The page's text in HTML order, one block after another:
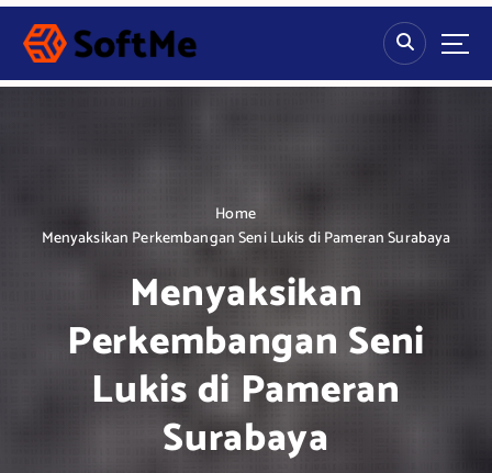
S
p
Home
Menyaksikan Perkembangan Seni Lukis di Pameran Surabaya
Menyaksikan
Perkembangan Seni
Lukis di Pameran
Surabaya